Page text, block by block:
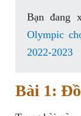
Bạn đang
Olympic
2022-2023
Bài 1: